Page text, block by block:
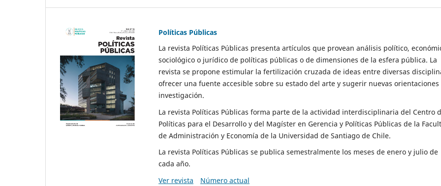
Políticas Públicas
La revista Políticas Públicas presenta artículos que provean análisis político,
sociológico o jurídico de políticas públicas o de dimensiones de la esfera pública. La
revista se propone estimular la fertilización cruzada de ideas entre diversas
ofrecer una fuente accesible sobre su estado del arte y sugerir nuevas orientaciones
investigación.
La revista Políticas Públicas forma parte de la actividad interdisciplinaria del Centro
Políticas para el Desarrollo y del Magíster en Gerencia y Políticas Públicas de la
de Administración y Economía de la Universidad de Santiago de Chile.
La revista Políticas Públicas se publica semestralmente los meses de enero y julio de
cada año.
Ver revista
Número actual